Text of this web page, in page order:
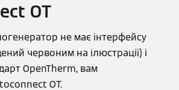
OT
не має інтерфейсу
червоним на ілюстрації) і
OpenTherm, вам
OT.